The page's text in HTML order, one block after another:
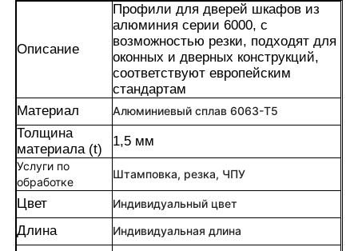
Дом
Продукция
Описание
Профили для дверей шкафов из
алюминия серии 6000, с
возможностью резки, подходят для
оконных и дверных конструкций,
соответствуют европейским
стандартам
Материал
Алюминиевый сплав 6063-T5
Толщина
материала (t)
1,5 мм
Услуги по
обработке
Штамповка, резка, ЧПУ
Цвет Индивидуальный цвет
Длина Индивидуальная длина